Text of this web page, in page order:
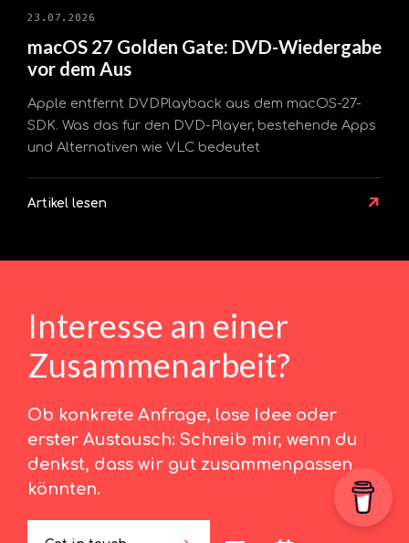
23.07.2026
macOS 27 Golden Gate: DVD-Wiedergabe
vor dem Aus
Apple entfernt DVDPlayback aus dem macOS-27-
SDK. Was das für den DVD-Player, bestehende Apps
und Alternativen wie VLC bedeutet
Artikel lesen ↗
Interesse an einer
Zusammenarbeit?
Ob konkrete Anfrage, lose Idee oder
erster Austausch: Schreib mir, wenn du
denkst, dass wir gut zusammenpassen
könnten.